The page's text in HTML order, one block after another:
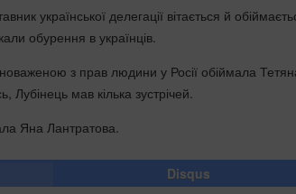
української делегації вітається й
обурення в українців.
з прав людини у Росії обіймала
мав кілька зустрічей.
Яна Лантратова.
Disqus